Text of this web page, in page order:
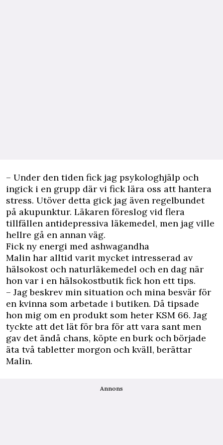
– Under den tiden fick jag psykologhjälp och
ingick i en grupp där vi fick lära oss att hantera
stress. Utöver detta gick jag även regelbundet
på akupunktur. Läkaren föreslog vid flera
tillfällen antidepressiva läkemedel, men jag ville
hellre gå en annan väg.
Fick ny energi med ashwagandha
Malin har alltid varit mycket intresserad av
hälsokost och naturläkemedel och en dag när
hon var i en hälsokostbutik fick hon ett tips.
– Jag beskrev min situation och mina besvär för
en kvinna som arbetade i butiken. Då tipsade
hon mig om en produkt som heter KSM 66. Jag
tyckte att det lät för bra för att vara sant men
gav det ändå chans, köpte en burk och började
äta två tabletter morgon och kväll, berättar
Malin.
Annons